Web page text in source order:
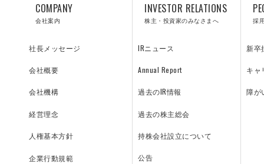
COMPANY
会社案内
社長メッセージ
会社概要
会社機構
経営理念
人権基本方針
企業行動規範
INVESTOR RELATIONS
株主・投資家のみなさまへ
IRニュース
Annual Report
過去のIR情報
過去の株主総会
持株会社設立について
公告
採
新卒
キャ
障が